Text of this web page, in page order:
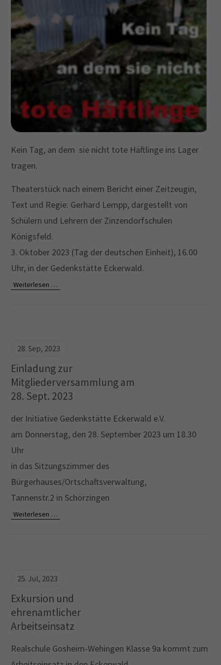
Drop us a line
info@yourdomain.com
About us
Lorem ipsum dolor sit amet, consectetuer
adipiscing elit.
Aenean commodo ligula eget dolor. Aenean massa.
Cum sociis natoque penatibus et magnis dis
parturient montes, nascetur ridiculus mus. Donec
Kein Tag, an dem sie nicht tote Häftlinge ins Lager
tragen.
Theaterstück nach einem Bericht einer Zeitzeugin,
Text und Regie: Gerhard Lempp, dargestellt von
Schülern und Lehrern der Zinzendorfschulen
Königsfeld.
3. Oktober 2023 (Tag der deutschen Einheit), 16.00
Uhr, in der Gedenkstätte Eckerwald.
Weiterlesen …
28. Sep, 2023
Einladung zur
Mitgliederversammlung am
28. Sept. 2023
der Initiative Gedenkstätte Eckerwald e.V.
am Donnerstag, den 28. September 2023 um 18.30
Uhr
in das Sitzungszimmer des
Bürgerhauses/Ortschaftsverwaltung,
Tannenstr.2 in Schörzingen
Weiterlesen …
25. Jul, 2023
Exkursion und
ehrenamtlicher
Arbeitseinsatz
Realschule Gosheim-Wehingen Klasse 9a kommt zum